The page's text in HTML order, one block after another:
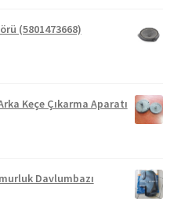
(5801473668)
Keçe Çıkarma Aparatı
Davlumbazı